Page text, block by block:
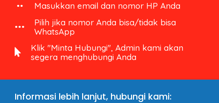
Masukkan email dan nomor HP Anda
Pilih jika nomor Anda bisa/tidak bisa
WhatsApp
Klik "Minta Hubungi", Admin kami akan
segera menghubungi Anda
Informasi lebih lanjut, hubungi kami: